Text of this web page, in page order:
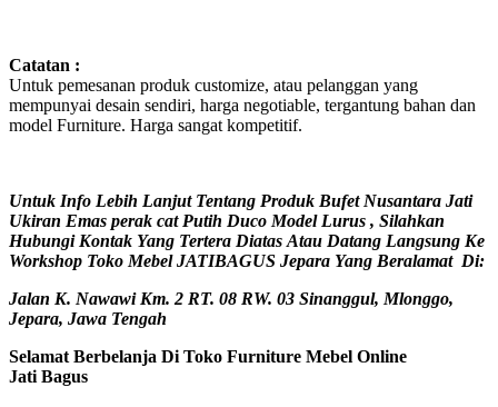
Catatan :
Untuk pemesanan produk customize, atau pelanggan yang
mempunyai desain sendiri, harga negotiable, tergantung bahan dan
model Furniture. Harga sangat kompetitif.
Untuk Info Lebih Lanjut Tentang Produk Bufet Nusantara Jati
Ukiran Emas perak cat Putih Duco Model Lurus , Silahkan
Hubungi Kontak Yang Tertera Diatas Atau Datang Langsung Ke
Workshop Toko Mebel JATIBAGUS Jepara Yang Beralamat Di:
Jalan K. Nawawi Km. 2 RT. 08 RW. 03 Sinanggul, Mlonggo,
Jepara, Jawa Tengah
Selamat Berbelanja Di Toko Furniture Mebel Online
Jati Bagus